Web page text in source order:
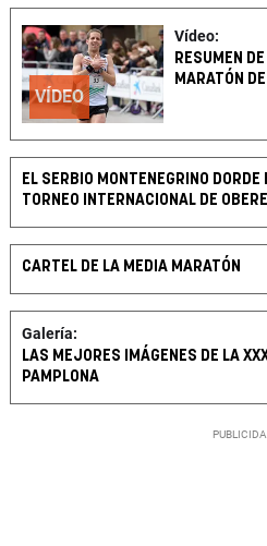
VÍDEO
Vídeo:
RESUMEN
MARATÓN
EL SERBIO MONTENEGRINO
TORNEO INTERNACIONAL DE
CARTEL DE LA MEDIA MARATÓN
Galería:
LAS MEJORES IMÁGENES DE LA
PAMPLONA